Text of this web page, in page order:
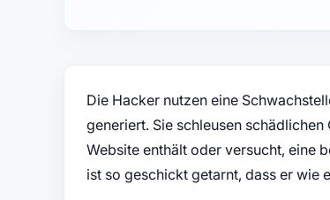
Die Hacker nutzen eine
generiert. Sie schleusen
Website enthält oder versucht, eine
ist so geschickt getarnt, dass er wie